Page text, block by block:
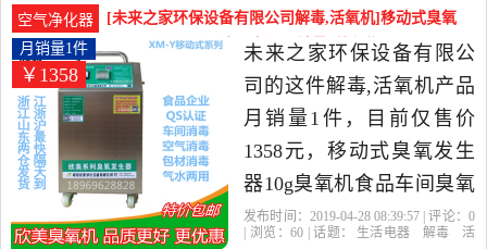
比很高的解毒,活氧机，由
广东 中山发货。
空气净化器
[未来之家环保设备有限公司解毒,活氧机]移动式臭氧
发生器10g臭氧机食品车间月销量1件仅售1358元
￥1358
月销量1件
未来之家环保设备有限公
司的这件解毒,活氧机产品
月销量1件，目前仅售价
1358元，移动式臭氧发生
器10g臭氧机食品车间臭氧
消毒机空气净化杀菌是
发布时间：2019-04-28 08:39:57 | 评论： 0
| 浏览：60 | 话题： 生活电器 解毒
活